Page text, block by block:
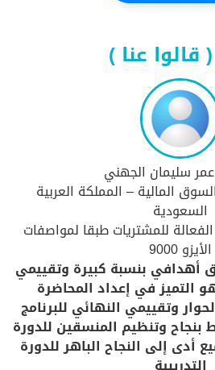
سليمان الجهني
المالية – المملكة العربية
السعودية
الفعالة للمشتريات طبقا لمواصفات
الأيزو 9000
أهدافي بنسبة كبيرة وتقييمي
التميز في إعداد المحاضرة
وتقييمي النهائي للبرنامج
بنجاح وتنظيم المنسقين للدورة
أدى إلى النجاح الباهر للدورة